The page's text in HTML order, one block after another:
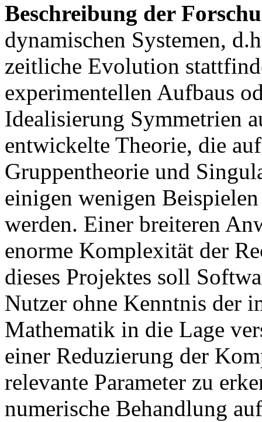
Beschreibung der
dynamischen Systemen,
zeitliche Evolution
experimentellen Aufbaus
Idealisierung Symmetrien
entwickelte Theorie, die
Gruppentheorie und
einigen wenigen
werden. Einer breiteren
enorme Komplexität der
dieses Projektes soll
Nutzer ohne Kenntnis der
Mathematik in die Lage
einer Reduzierung der
relevante Parameter zu
numerische Behandlung